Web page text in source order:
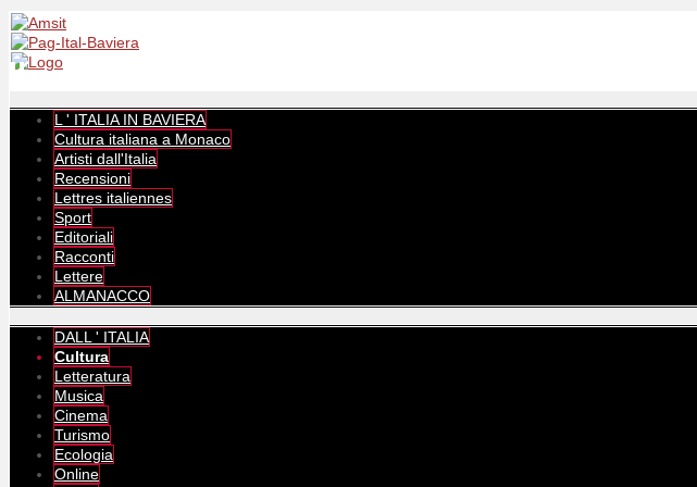
L ' ITALIA IN BAVIERA
Cultura italiana a Monaco
Artisti dall'Italia
Recensioni
Lettres italiennes
Sport
Editoriali
Racconti
Lettere
ALMANACCO
DALL ' ITALIA
Cultura
Letteratura
Musica
Cinema
Turismo
Ecologia
Online